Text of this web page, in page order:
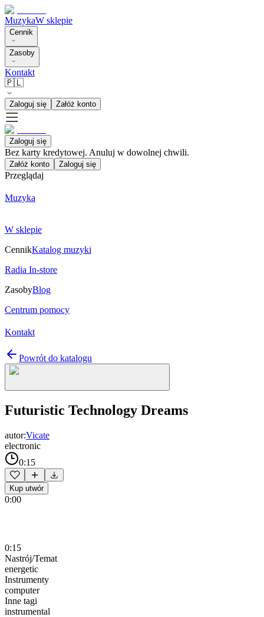
MuzykaW sklepie
Cennik
Zasoby
Kontakt
🇵🇱
Zaloguj się Załóż konto
Zaloguj się
Bez karty kredytowej. Anuluj w dowolnej chwili.
Załóż konto Zaloguj się
Przeglądaj
Muzyka
W sklepie
CennikKatalog muzyki
Radia In-store
ZasobyBlog
Centrum pomocy
Kontakt
Powrót do katalogu
Futuristic Technology Dreams
autor:Vicate
electronic
0:15
Kup utwór
0:00
0:15
Nastrój/Temat
energetic
Instrumenty
computer
Inne tagi
instrumental